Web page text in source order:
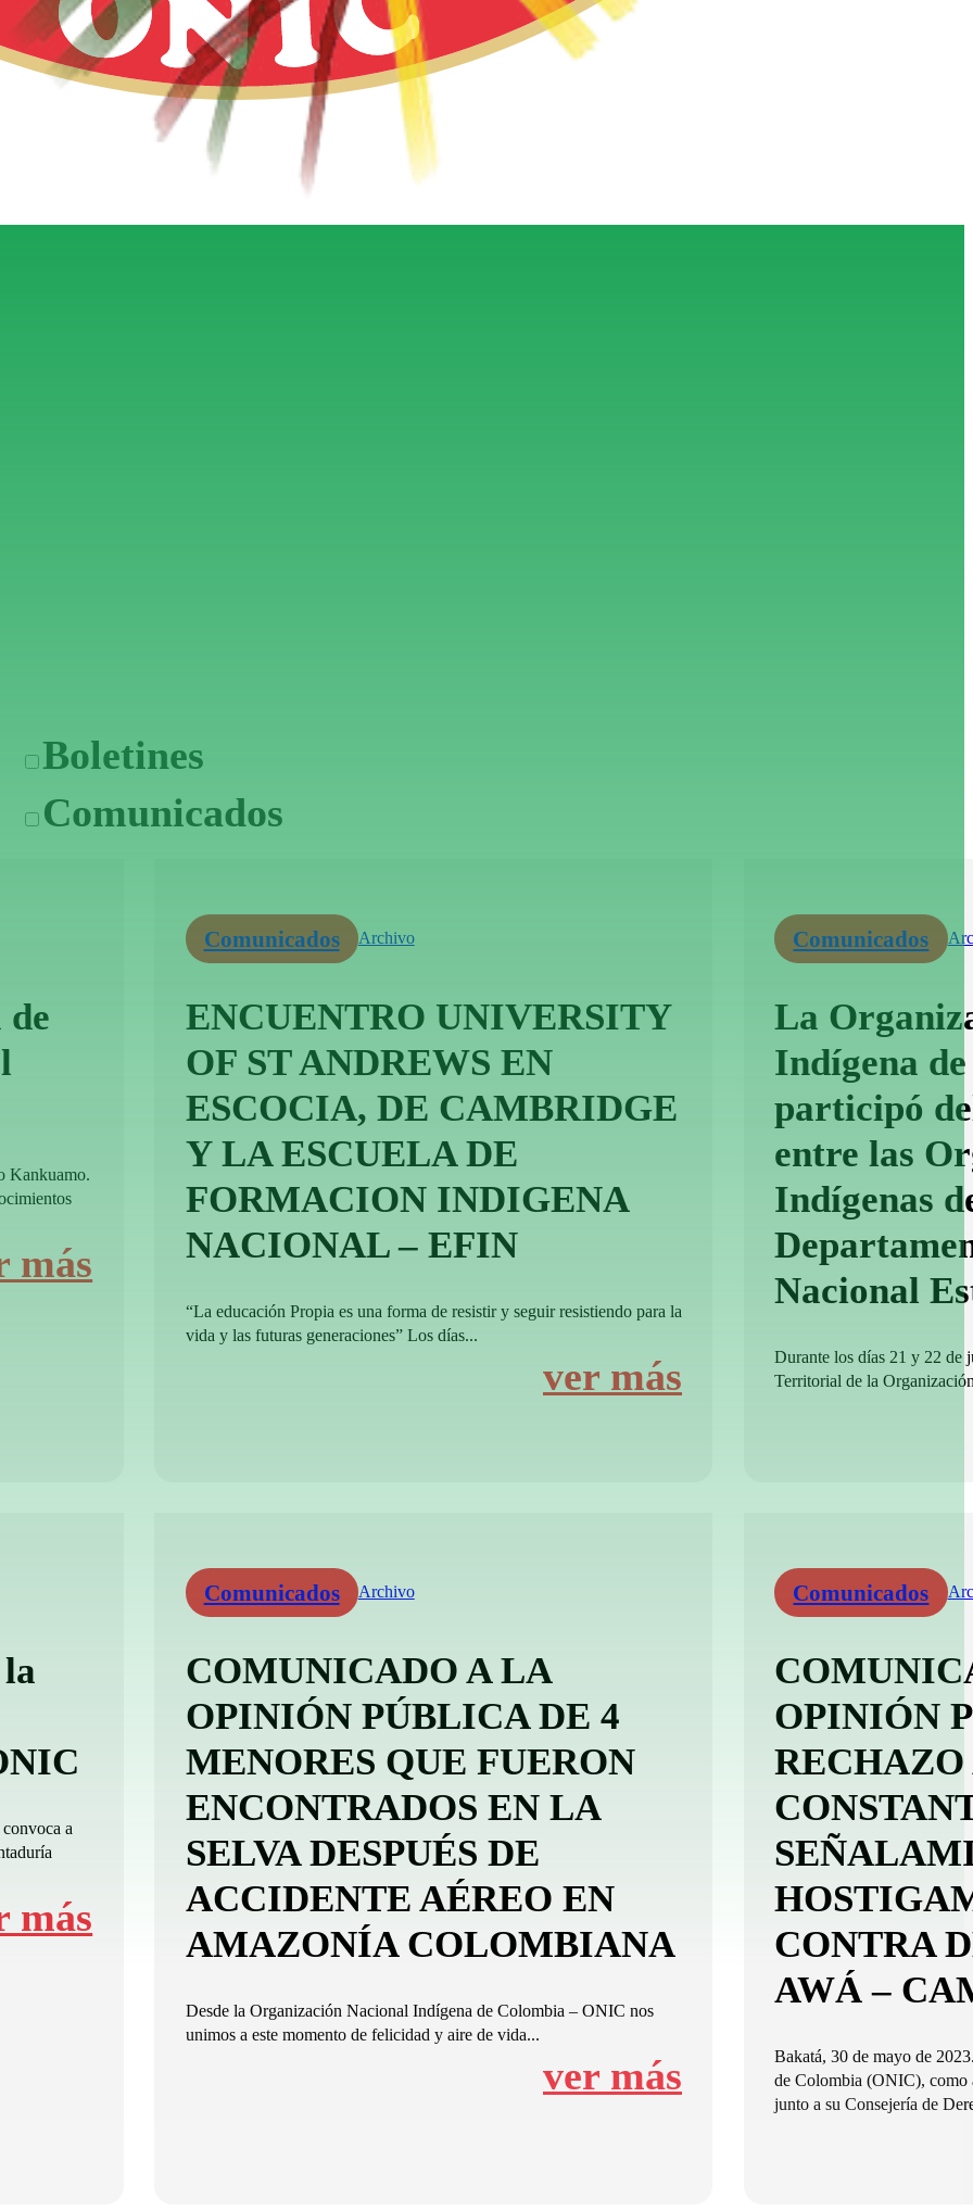
Boletines
Comunicados
Kankuamo.
más
Comunicados Archivo
ENCUENTRO UNIVERSITY
OF ST ANDREWS EN
ESCOCIA, DE CAMBRIDGE
Y LA ESCUELA DE
FORMACION INDIGENA
NACIONAL – EFIN
“La educación Propia es una forma de resistir y seguir resistiendo para la
vida y las futuras generaciones” Los días...
ver más
Comunicados
La
Indígena
participó
entre las
Indígenas
Nacional
Durante los días 21 y 22 de
Territorial de la
a
más
Comunicados Archivo
COMUNICADO A LA
OPINIÓN PÚBLICA DE 4
MENORES QUE FUERON
ENCONTRADOS EN LA
SELVA DESPUÉS DE
ACCIDENTE AÉREO EN
AMAZONÍA COLOMBIANA
Desde la Organización Nacional Indígena de Colombia – ONIC nos
unimos a este momento de felicidad y aire de vida...
ver más
Comunicados
OPINIÓN
RECHAZO
CONTRA
AWÁ –
Bakatá, 30 de mayo de
de Colombia (ONIC), como
junto a su Consejería de